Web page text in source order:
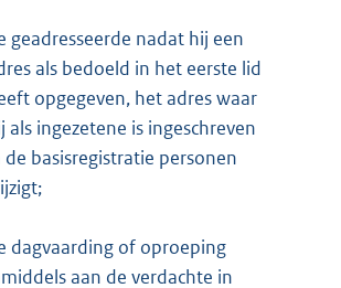
geadresseerde nadat hij een
als bedoeld in het eerste lid
opgegeven, het adres waar
als ingezetene is ingeschreven
de basisregistratie personen
dagvaarding of oproeping
aan de verdachte in